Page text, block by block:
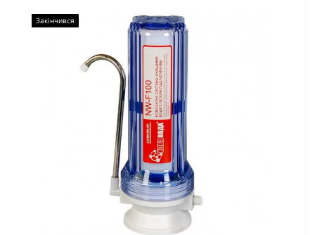
Закінчився